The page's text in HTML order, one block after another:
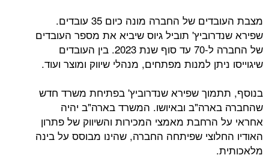
מצבת העובדים של החברה מונה כיום 35 עובדים.
שפירא שנדרוביץ' תוביל גיוס שיביא את מספר העובדים
של החברה ל-70 עד סוף שנת 2023. בין העובדים
שיגוייסו ניתן למנות מפתחים, מנהלי שיווק ומוצר ועוד.
בנוסף, תתמוך שפירא שנדרוביץ' בפתיחת משרד חדש
שהחברה בארה"ב ובאיושו. המשרד בארה"ב יהיה
אחראי על הרחבת מאמצי המכירות והשיווק של פתרון
האודיו החלוצי שפיתחה החברה, שהינו מבוסס על בינה
מלאכותית.